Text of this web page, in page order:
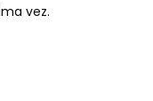
vez.